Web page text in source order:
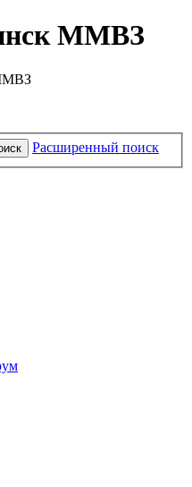
ММВЗ
Расширенный поиск